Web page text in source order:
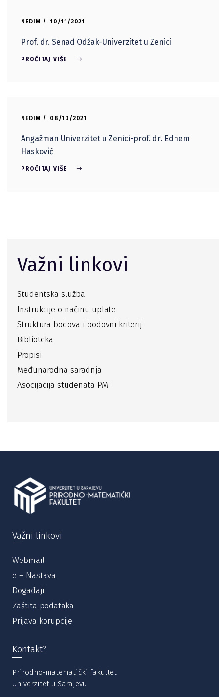
NEDIM 10/11/2021
Prof. dr. Senad Odžak-Univerzitet u Zenici
PROČITAJ VIŠE
NEDIM 08/10/2021
Angažman Univerzitet u Zenici-prof. dr. Edhem
Hasković
PROČITAJ VIŠE
Važni linkovi
Studentska služba
Instrukcije o načinu uplate
Struktura bodova i bodovni kriterij
Biblioteka
Propisi
Međunarodna saradnja
Asocijacija studenata PMF
Važni linkovi
Webmail
e – Nastava
Događaji
Zaštita podataka
Prijava korupcije
Kontakt?
Prirodno-matematički fakultet
Univerzitet u Sarajevu